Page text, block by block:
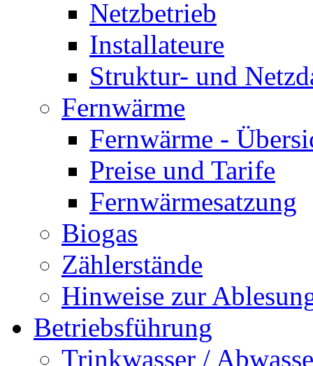
Netzbetrieb
Installateure
Struktur- und
Fernwärme
Fernwärme -
Preise und Tarife
Fernwärmesatzung
Biogas
Zählerstände
Hinweise zur
Betriebsführung
Trinkwasser /